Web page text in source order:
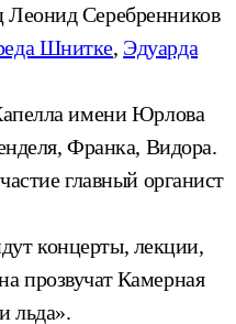
Леонид Серебренников
Шнитке, Эдуарда
имени Юрлова
Франка, Видора.
главный органист
концерты, лекции,
прозвучат Камерная
льда».